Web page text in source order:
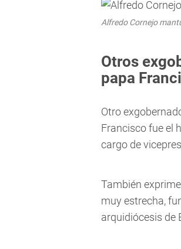
Alfredo Cornejo
Otros
papa
Otro
Francisco fue el
cargo de
También
muy estrecha,
arquidiócesis de